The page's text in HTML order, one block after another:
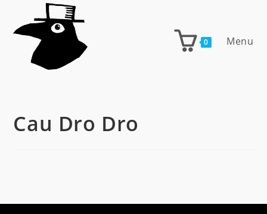
content
0 Menu
Cau Dro Dro